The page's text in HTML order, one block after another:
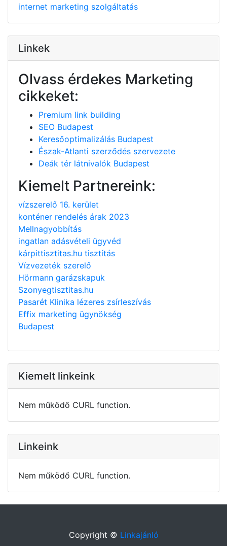
internet marketing szolgáltatás
Linkek
Olvass érdekes Marketing
cikkeket:
Premium link building
SEO Budapest
Keresőoptimalizálás Budapest
Észak-Atlanti szerződés szervezete
Deák tér látnivalók Budapest
Kiemelt Partnereink:
vízszerelő 16. kerület
konténer rendelés árak 2023
Mellnagyobbítás
ingatlan adásvételi ügyvéd
kárpittisztitas.hu tisztítás
Vízvezeték szerelő
Hörmann garázskapuk
Szonyegtisztitas.hu
Pasarét Klinika lézeres zsírleszívás
Effix marketing ügynökség
Budapest
Kiemelt linkeink
Nem működő CURL function.
Linkeink
Nem működő CURL function.
Copyright © Linkajánló